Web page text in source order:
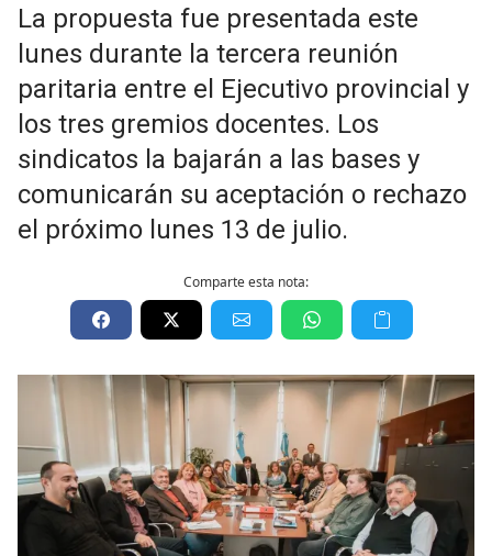
La propuesta fue presentada este
lunes durante la tercera reunión
paritaria entre el Ejecutivo provincial y
los tres gremios docentes. Los
sindicatos la bajarán a las bases y
comunicarán su aceptación o rechazo
el próximo lunes 13 de julio.
Comparte esta nota: